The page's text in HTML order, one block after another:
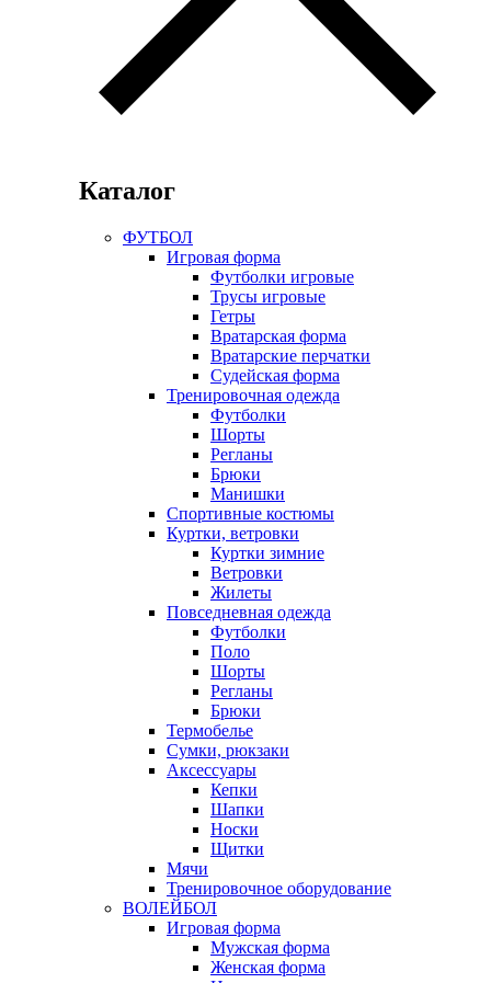
Каталог
ФУТБОЛ
Игровая форма
Футболки игровые
Трусы игровые
Гетры
Вратарская форма
Вратарские перчатки
Судейская форма
Тренировочная одежда
Футболки
Шорты
Регланы
Брюки
Манишки
Спортивные костюмы
Куртки, ветровки
Куртки зимние
Ветровки
Жилеты
Повседневная одежда
Футболки
Поло
Шорты
Регланы
Брюки
Термобелье
Сумки, рюкзаки
Аксессуары
Кепки
Шапки
Носки
Щитки
Мячи
Тренировочное оборудование
ВОЛЕЙБОЛ
Игровая форма
Мужская форма
Женская форма